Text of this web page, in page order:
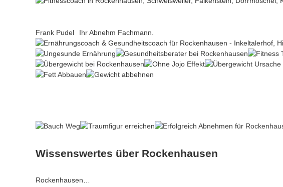
Frank Pudel Ihr Abnehm Fachmann.
Wissenswertes über Rockenhausen
Rockenhausen…